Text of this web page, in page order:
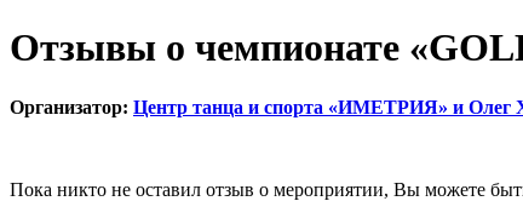
Отзывы о чемпионате
Организатор: Центр танца и спорта «ИМЕТРИЯ» и Олег
Пока никто не оставил отзыв о мероприятии, Вы можете